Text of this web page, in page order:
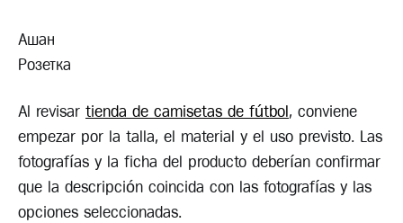
Ашан
Розетка
Al revisar tienda de camisetas de fútbol, conviene
empezar por la talla, el material y el uso previsto. Las
fotografías y la ficha del producto deberían confirmar
que la descripción coincida con las fotografías y las
opciones seleccionadas.